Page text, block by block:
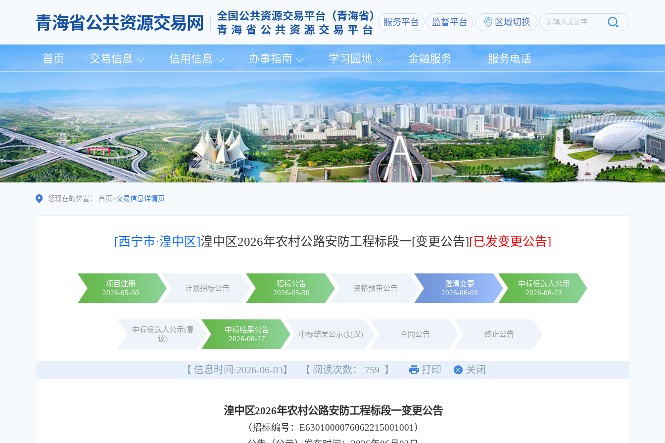
服务平台 监督平台 区域切换 请输入关键字
首页 交易信息 信用信息 办事指南 学习园地 金融服务 服务电话
您现在的位置： 首页 >交易信息详情页
[西宁市·湟中区]湟中区2026年农村公路安防工程标段一[变更公告][已发变更公告]
项目注册
2026-05-30
计划招标公告
招标公告
2026-05-30
资格预审公告
澄清变更
2026-06-03
中标候选人公示
2026-06-23
中标候选人公示(复
议)
中标结果公告
2026-06-27
中标结果公示(复议) 合同公告 终止公告
【 信息时间:2026-06-03】 【 阅读次数： 759 】 打印 关闭
湟中区2026年农村公路安防工程标段一变更公告
（招标编号：E6301000076062215001001）